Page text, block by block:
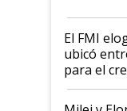
de Milei
El FMI
ubicó
para el